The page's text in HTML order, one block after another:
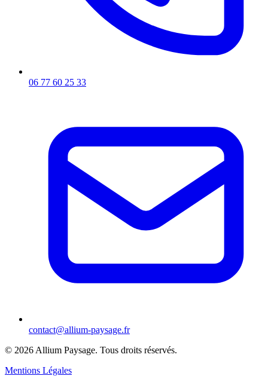
06 77 60 25 33
contact@allium-paysage.fr
© 2026 Allium Paysage. Tous droits réservés.
Mentions Légales